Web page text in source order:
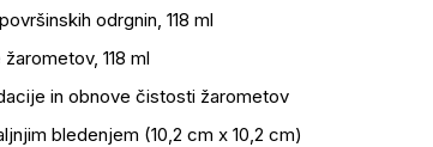
odrgnin, 118 ml
118 ml
in obnove čistosti žarometov
bledenjem (10,2 cm x 10,2 cm)